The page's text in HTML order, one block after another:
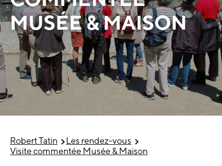
Robert Tatin
Les rendez-vous
Visite commentée Musée & Maison
MUSÉE & MAISON